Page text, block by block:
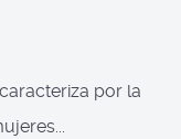
por la